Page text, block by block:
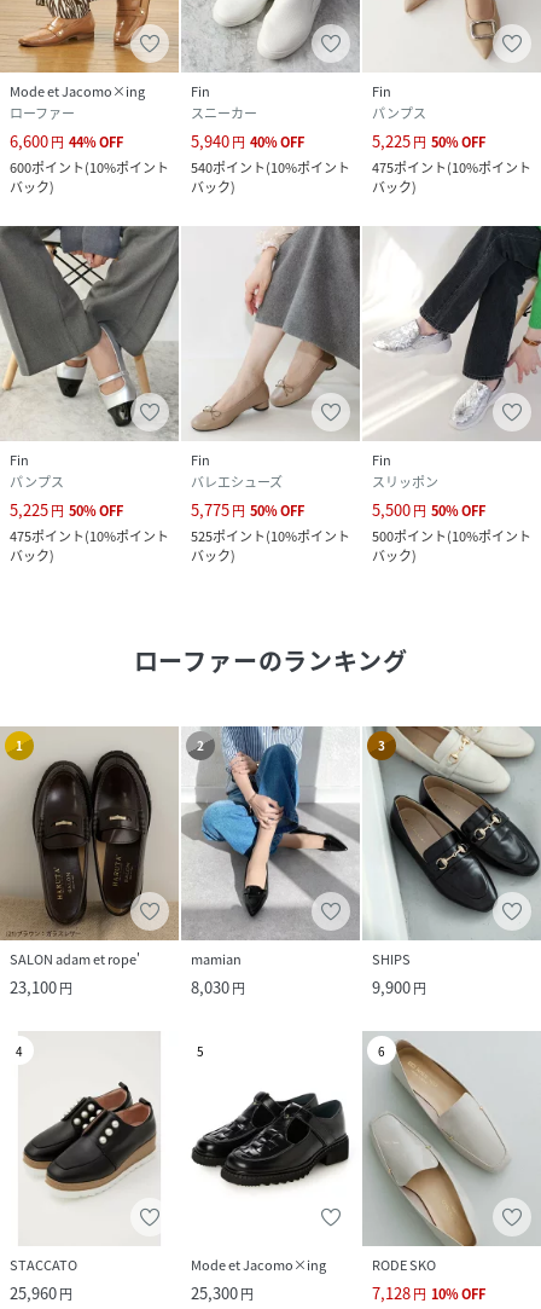
Mode et Jacomo×ing
ローファー
6,600円 44%OFF
600ポイント(10%ポイント
バック)
Fin
スニーカー
5,940円 40%OFF
540ポイント(10%ポイント
バック)
Fin
パンプス
5,225円 50%OFF
475ポイント(10%ポイント
バック)
Fin
パンプス
5,225円 50%OFF
475ポイント(10%ポイント
バック)
Fin
バレエシューズ
5,775円 50%OFF
525ポイント(10%ポイント
バック)
Fin
スリッポン
5,500円 50%OFF
500ポイント(10%ポイント
バック)
ローファーのランキング
1
SALON adam et rope'
23,100円
2
mamian
8,030円
3
SHIPS
9,900円
4
STACCATO
25,960円
5
Mode et Jacomo×ing
25,300円
6
RODE SKO
7,128円 10%OFF